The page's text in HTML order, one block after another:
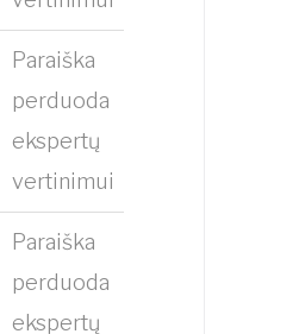
Paraiška
perduoda
ekspertų
vertinimui
Paraiška
perduoda
ekspertų